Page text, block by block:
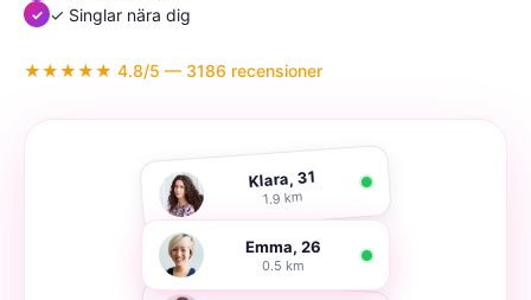
✓ Singlar nära dig
★★★★★ 4.8/5 — 3186 recensioner
Klara, 31
1.9 km
Emma, 26
0.5 km